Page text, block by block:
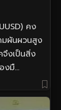
คง
มผันผวนสูง
จึงเป็นสิ่ง
งมื…